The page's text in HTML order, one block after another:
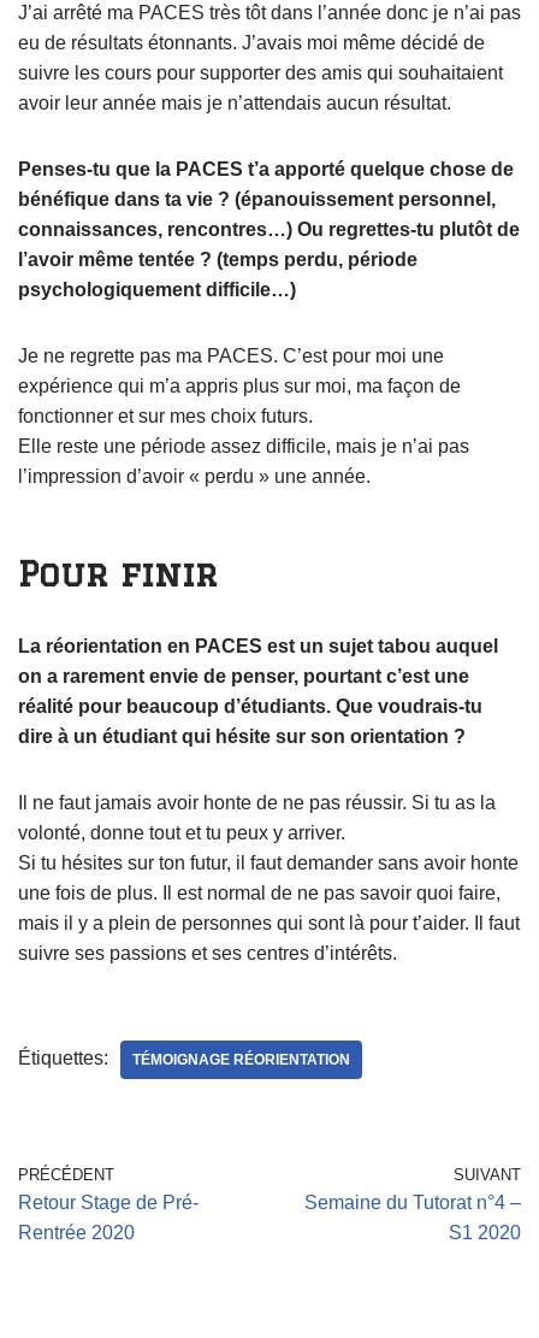
J’ai arrêté ma PACES très tôt dans l’année donc je n’ai pas
eu de résultats étonnants. J’avais moi même décidé de
suivre les cours pour supporter des amis qui souhaitaient
avoir leur année mais je n’attendais aucun résultat.
Penses-tu que la PACES t’a apporté quelque chose de
bénéfique dans ta vie ? (épanouissement personnel,
connaissances, rencontres…) Ou regrettes-tu plutôt de
l’avoir même tentée ? (temps perdu, période
psychologiquement difficile…)
Je ne regrette pas ma PACES. C’est pour moi une
expérience qui m’a appris plus sur moi, ma façon de
fonctionner et sur mes choix futurs.
Elle reste une période assez difficile, mais je n’ai pas
l’impression d’avoir « perdu » une année.
Pour finir
La réorientation en PACES est un sujet tabou auquel
on a rarement envie de penser, pourtant c’est une
réalité pour beaucoup d’étudiants. Que voudrais-tu
dire à un étudiant qui hésite sur son orientation ?
Il ne faut jamais avoir honte de ne pas réussir. Si tu as la
volonté, donne tout et tu peux y arriver.
Si tu hésites sur ton futur, il faut demander sans avoir honte
une fois de plus. Il est normal de ne pas savoir quoi faire,
mais il y a plein de personnes qui sont là pour t’aider. Il faut
suivre ses passions et ses centres d’intérêts.
Étiquettes: TÉMOIGNAGE RÉORIENTATION
PRÉCÉDENT
Retour Stage de Pré-
Rentrée 2020
SUIVANT
Semaine du Tutorat n°4 –
S1 2020